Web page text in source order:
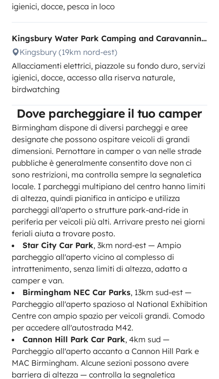
igienici, docce, pesca in loco
Kingsbury Water Park Camping and Caravanning Club Site
Kingsbury (19km nord-est)
Allacciamenti elettrici, piazzole su fondo duro, servizi
igienici, docce, accesso alla riserva naturale,
birdwatching
Dove parcheggiare il tuo camper
Birmingham dispone di diversi parcheggi e aree
designate che possono ospitare veicoli di grandi
dimensioni. Pernottare in camper o van nelle strade
pubbliche è generalmente consentito dove non ci
sono restrizioni, ma controlla sempre la segnaletica
locale. I parcheggi multipiano del centro hanno limiti
di altezza, quindi pianifica in anticipo e utilizza
parcheggi all'aperto o strutture park-and-ride in
periferia per veicoli più alti. Arrivare presto nei giorni
feriali aiuta a trovare posto.
Star City Car Park, 3km nord-est — Ampio
parcheggio all'aperto vicino al complesso di
intrattenimento, senza limiti di altezza, adatto a
camper e van.
Birmingham NEC Car Parks, 13km sud-est —
Parcheggio all'aperto spazioso al National Exhibition
Centre con ampio spazio per veicoli grandi. Comodo
per accedere all'autostrada M42.
Cannon Hill Park Car Park, 4km sud —
Parcheggio all'aperto accanto a Cannon Hill Park e
MAC Birmingham. Alcune sezioni possono avere
barriera di altezza — controlla la segnaletica